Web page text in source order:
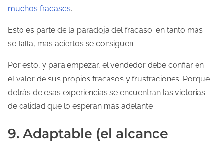
muchos fracasos.
Esto es parte de la paradoja del fracaso, en tanto más
se falla, más aciertos se consiguen.
Por esto, y para empezar, el vendedor debe confiar en
el valor de sus propios fracasos y frustraciones. Porque
detrás de esas experiencias se encuentran las victorias
de calidad que lo esperan más adelante.
9. Adaptable (el alcance